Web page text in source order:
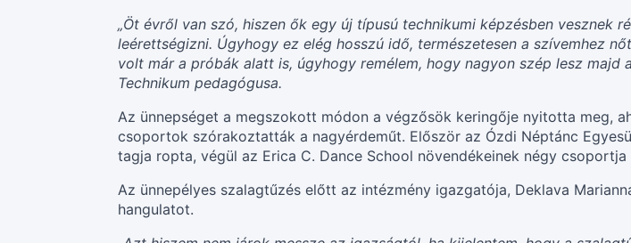
„Öt évről van szó, hiszen ők egy új típusú technikumi képzésben vesznek
leérettségizni. Úgyhogy ez elég hosszú idő, természetesen a szívemhez
volt már a próbák alatt is, úgyhogy remélem, hogy nagyon szép lesz majd
Technikum pedagógusa.
Az ünnepséget a megszokott módon a végzősök keringője nyitotta meg,
csoportok szórakoztatták a nagyérdeműt. Először az Ózdi Néptánc
tagja ropta, végül az Erica C. Dance School növendékeinek négy
Az ünnepélyes szalagtűzés előtt az intézmény igazgatója, Deklava
hangulatot.